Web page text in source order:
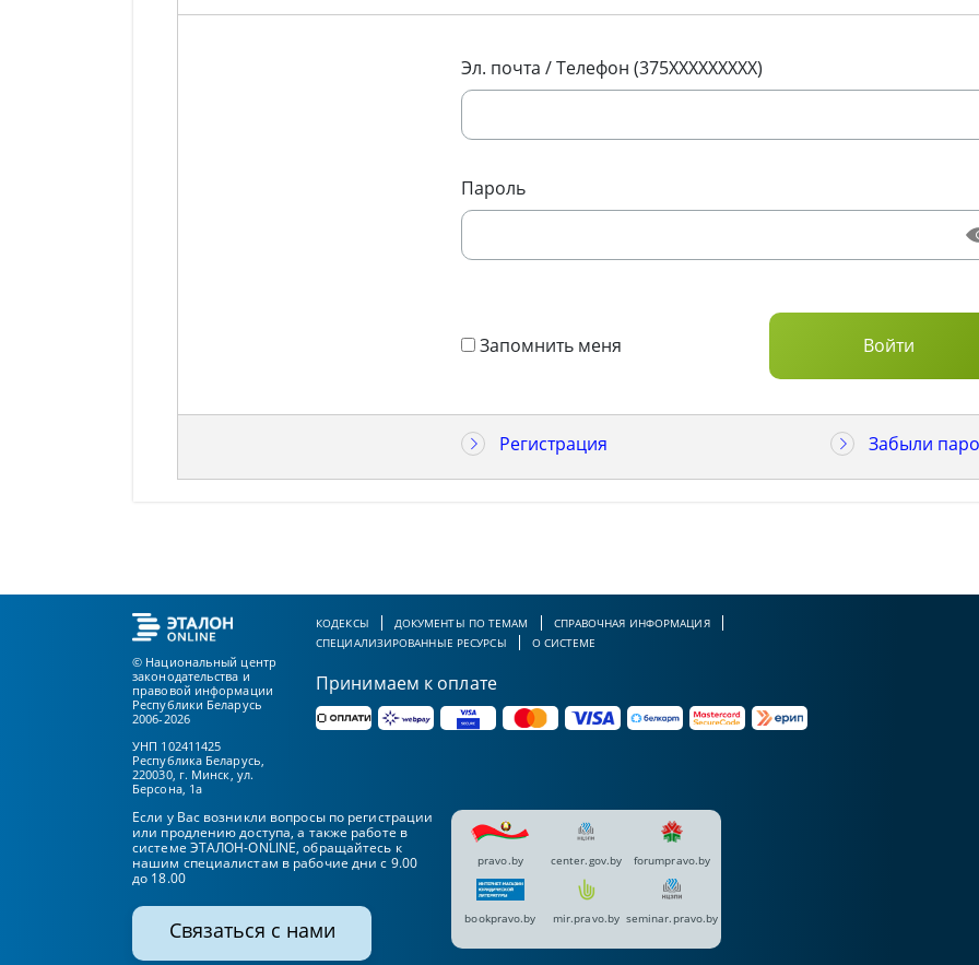
Эл. почта / Телефон (375XXXXXXXXX)
Пароль
Запомнить меня
Регистрация Забыли
© Национальный центр
законодательства и
правовой информации
Республики Беларусь
2006-2026
УНП 102411425
Республика Беларусь,
220030, г. Минск, ул.
Берсона, 1а
КОДЕКСЫ ДОКУМЕНТЫ ПО ТЕМАМ
СПРАВОЧНАЯ ИНФОРМАЦИЯ
СПЕЦИАЛИЗИРОВАННЫЕ РЕСУРСЫ
О СИСТЕМЕ
Принимаем к оплате
Если у Вас возникли вопросы по регистрации
или продлению доступа, а также работе в
системе ЭТАЛОН-ONLINE, обращайтесь к
нашим специалистам в рабочие дни с 9.00
до 18.00
Связаться с нами
pravo.by center.gov.by forumpravo.by
bookpravo.by mir.pravo.by seminar.pravo.by